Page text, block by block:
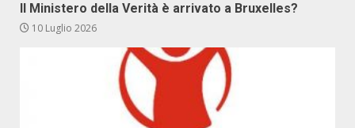
Il Ministero della Verità è arrivato a Bruxelles?
10 Luglio 2026